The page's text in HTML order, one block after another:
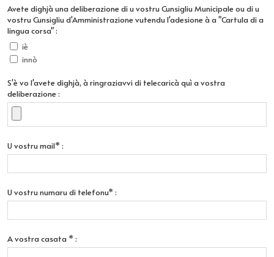
Avete dighjà una deliberazione di u vostru Cunsigliu Municipale ou di u
vostru Cunsigliu d'Amministrazione vutendu l'adesione à a "Cartula di a
lingua corsa" :
iè
innò
S'è vo l'avete dighjà, à ringraziavvi di telecaricà quì a vostra
deliberazione :
U vostru mail* :
U vostru numaru di telefonu* :
A vostra casata * :